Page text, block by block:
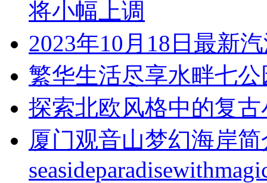
将小幅上调
2023年10月18日最新
繁华生活尽享水畔七
探索北欧风格中的复
厦门观音山梦幻海岸